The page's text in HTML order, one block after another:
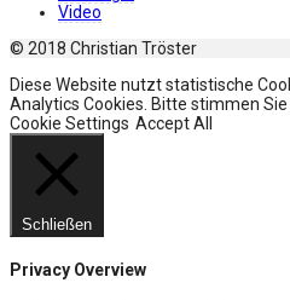
Video
© 2018 Christian Tröster
Diese Website nutzt statistische
Analytics Cookies. Bitte stimmen
Cookie Settings Accept All
Schließen
Privacy Overview